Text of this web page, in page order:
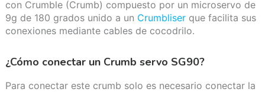
con Crumble (Crumb) compuesto por un microservo de
9g de 180 grados unido a un Crumbliserque facilita sus
conexiones mediante cables de cocodrilo.
¿Cómo conectar un Crumb servo SG90?
Para conectar este crumb solo es necesario conectar la